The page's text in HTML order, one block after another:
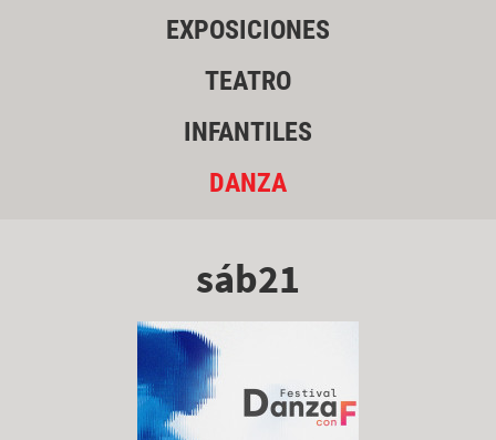
EXPOSICIONES
TEATRO
INFANTILES
DANZA
sáb21